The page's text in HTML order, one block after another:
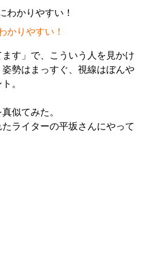
かりやすい！
す」で、こういう人を見かけ
勢はまっすぐ、視線はぼんや
。
似てみた。
ライターの平坂さんにやって